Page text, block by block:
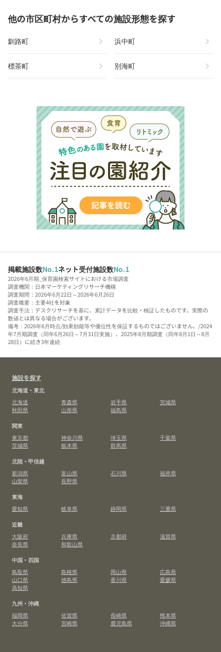
他の市区町村からすべての施設形態を探す
釧路町 chevron_right 浜中町 chevron_right
標茶町 chevron_right 別海町 chevron_right
掲載施設数No.1ネット受付施設数No.1
2026年6月期_保育園検索サイトにおける市場調査
調査機関：日本マーケティングリサーチ機構
調査期間：2026年6月22日～2026年6月26日
調査概要：主要4社を対象
調査手法：デスクリサーチを基に、累計データを比較・検証したものです。実際の
数値とは異なる場合がございます。
備考：2026年6月時点/効果効能等や優位性を保証するものではございません。/2024
年7月期調査（同年6月26日～7月31日実施）、2025年8月期調査（同年8月1日～8月
28日）に続き3年連続
施設を探す
北海道・東北
北海道
青森県 岩手県
宮城県
秋田県
山形県
福島県
関東
東京都
神奈川県 埼玉県
千葉県
茨城県
栃木県
群馬県
北陸・甲信越
新潟県
富山県 石川県
福井県
山梨県
長野県
東海
愛知県
岐阜県 静岡県
三重県
近畿
大阪府
兵庫県 京都府
滋賀県
奈良県
和歌山県
中国・四国
鳥取県
島根県 岡山県
広島県
山口県
徳島県 香川県
愛媛県
高知県
九州・沖縄
福岡県
佐賀県 長崎県
熊本県
大分県
宮崎県 鹿児島県 沖縄県